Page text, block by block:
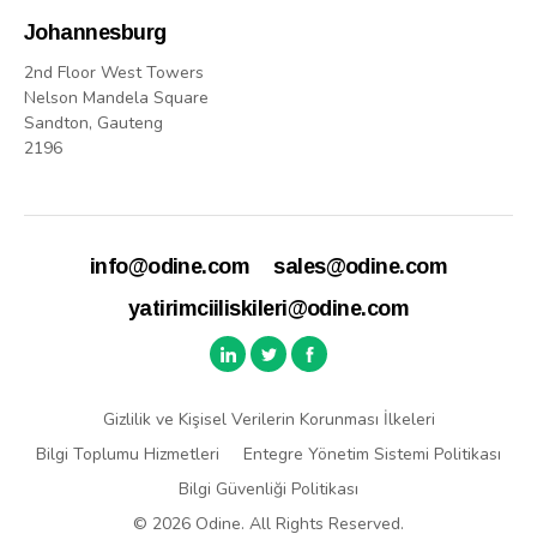
Johannesburg
2nd Floor West Towers
Nelson Mandela Square
Sandton, Gauteng
2196
info@odine.com
sales@odine.com
yatirimciiliskileri@odine.com
Gizlilik ve Kişisel Verilerin Korunması İlkeleri
Bilgi Toplumu Hizmetleri
Entegre Yönetim Sistemi Politikası
Bilgi Güvenliği Politikası
© 2026 Odine. All Rights Reserved.